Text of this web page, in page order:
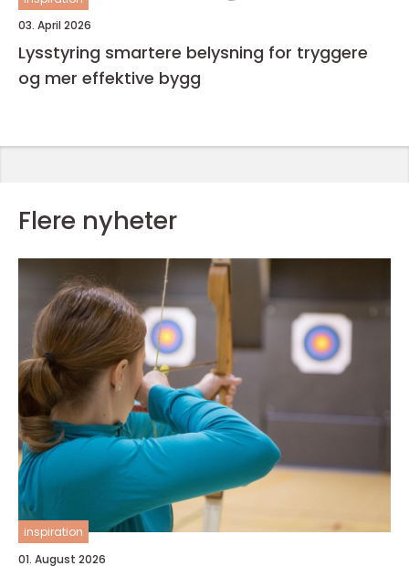
03. April 2026
Lysstyring smartere belysning for tryggere
og mer effektive bygg
Flere nyheter
inspiration
01. August 2026